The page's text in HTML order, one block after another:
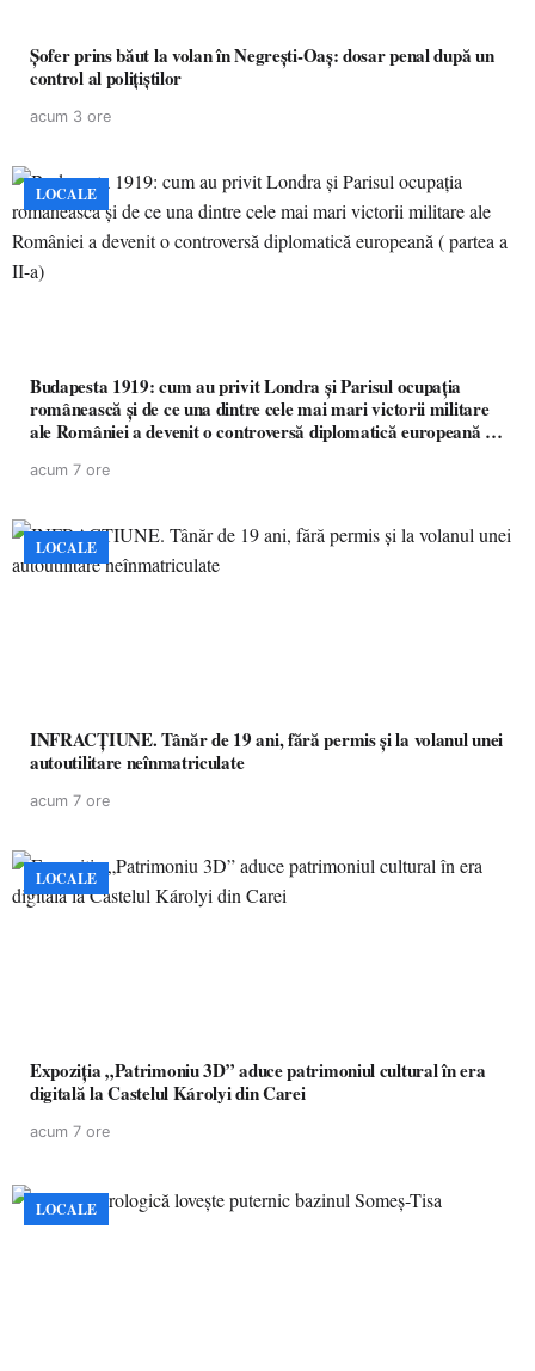
Șofer prins băut la volan în Negrești-Oaș: dosar penal după un
control al polițiștilor
acum 3 ore
LOCALE
Budapesta 1919: cum au privit Londra și Parisul ocupația
românească și de ce una dintre cele mai mari victorii militare
ale României a devenit o controversă diplomatică europeană (
acum 7 ore
LOCALE
INFRACȚIUNE. Tânăr de 19 ani, fără permis și la volanul unei
autoutilitare neînmatriculate
acum 7 ore
LOCALE
Expoziția „Patrimoniu 3D” aduce patrimoniul cultural în era
digitală la Castelul Károlyi din Carei
acum 7 ore
LOCALE